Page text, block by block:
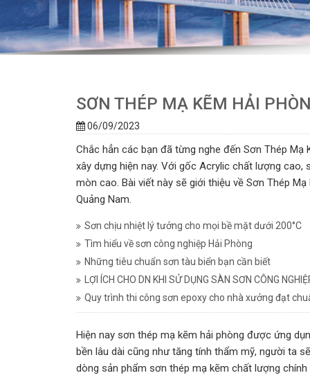
SƠN THÉP MẠ KẼM HẢI
06/09/2023
Chắc hẳn các bạn đã từng nghe đến Sơn Thép
xây dựng hiện nay. Với gốc Acrylic chất lượng
mòn cao. Bài viết này sẽ giới thiệu về Sơn Thép
Quảng Nam.
Sơn chịu nhiệt lý tưởng cho mọi bề mặt dưới 200°C
Tìm hiểu về sơn công nghiệp Hải Phòng
Những tiêu chuẩn sơn tàu biển bạn cần biết
LỢI ÍCH CHO DN KHI SỬ DỤNG SÀN SƠN CÔNG
Quy trình thi công sơn epoxy cho nhà xưởng đạt
Hiện nay sơn thép mạ kẽm hải phòng được ứng
bền lâu dài cũng như tăng tính thẩm mỹ, người ta
dòng sản phẩm sơn thép mạ kẽm chất lượng chính